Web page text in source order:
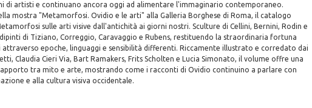
di artisti e continuano ancora oggi ad alimentare l'immaginario contemporaneo.
mostra "Metamorfosi. Ovidio e le arti" alla Galleria Borghese di Roma, il catalogo
sulle arti visive dall'antichità ai giorni nostri. Sculture di Cellini, Bernini, Rodin e
di Tiziano, Correggio, Caravaggio e Rubens, restituendo la straordinaria fortuna
epoche, linguaggi e sensibilità differenti. Riccamente illustrato e corredato dai
Claudia Cieri Via, Bart Ramakers, Frits Scholten e Lucia Simonato, il volume offre una
tra mito e arte, mostrando come i racconti di Ovidio continuino a parlare con
e alla cultura visiva occidentale.